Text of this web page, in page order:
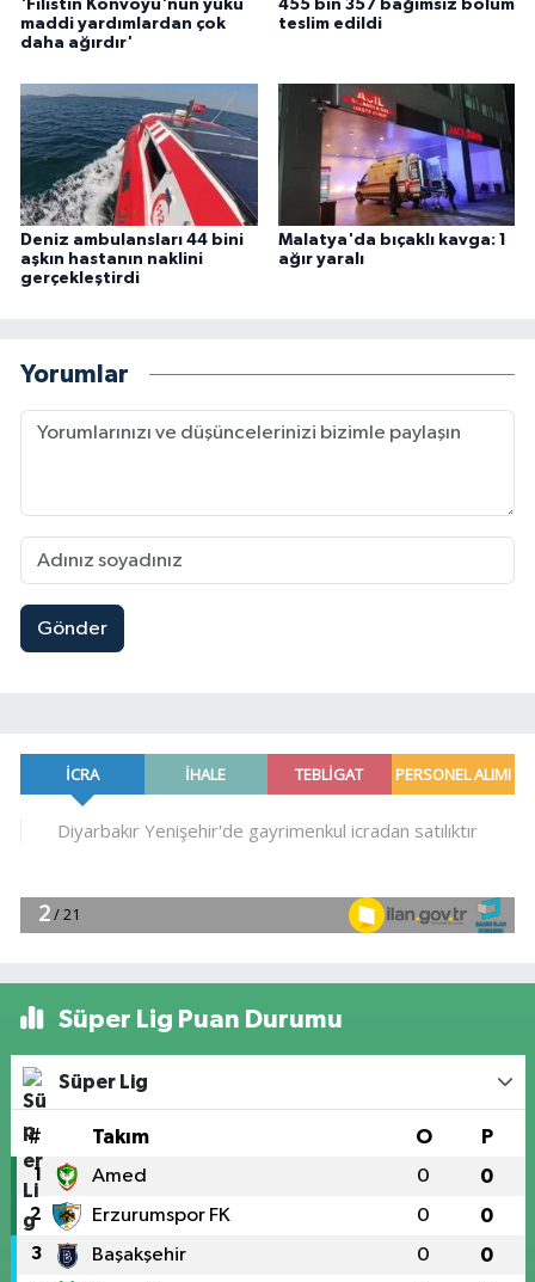
'Filistin Konvoyu'nun yükü
maddi yardımlardan çok
daha ağırdır'
455 bin 357 bağımsız bölüm
teslim edildi
Deniz ambulansları 44 bini
aşkın hastanın naklini
gerçekleştirdi
Malatya'da bıçaklı kavga: 1
ağır yaralı
Yorumlar
Gönder
Süper Lig Puan Durumu
Süper Lig
# Takım O P
1 Amed 0 0
2 Erzurumspor FK 0 0
3 Başakşehir 0 0